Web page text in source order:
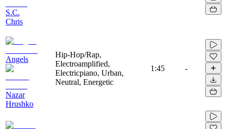
S.C.
Chris
Angels
Nazar
Hrushko
Hip-Hop/Rap,
Electroamplified,
Electricpiano, Urban,
Neutral, Energetic
1:45 -